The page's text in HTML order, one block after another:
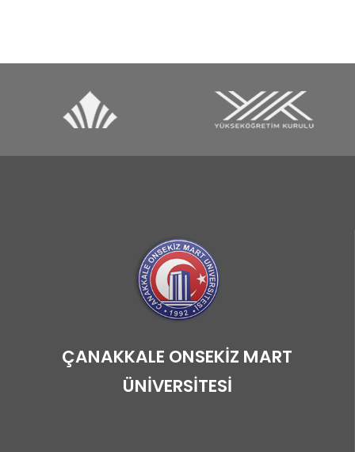
ÇANAKKALE ONSEKİZ MART
ÜNİVERSİTESİ